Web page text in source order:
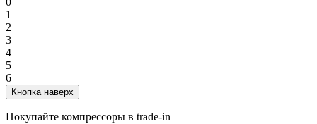
1
2
3
4
5
6
Кнопка наверх
Покупайте компрессоры в trade-in